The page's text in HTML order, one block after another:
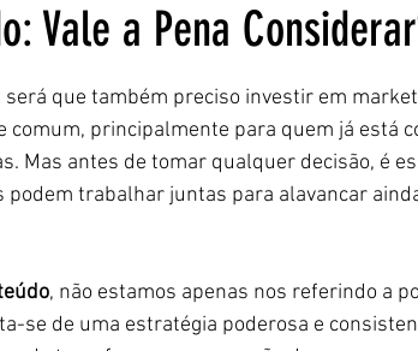
Vale a Pena
será que também preciso investir em
comum, principalmente para quem já está
Mas antes de tomar qualquer decisão, é
trabalhar juntas para alavancar
, não estamos apenas nos referindo a
se de uma estratégia poderosa e